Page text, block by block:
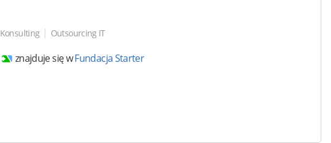
Konsulting | Outsourcing IT
znajduje się wFundacja Starter